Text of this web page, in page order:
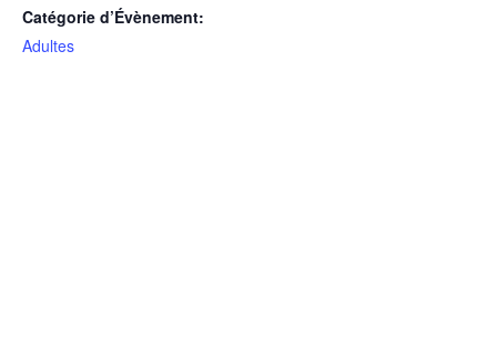
Catégorie d’Évènement:
Adultes